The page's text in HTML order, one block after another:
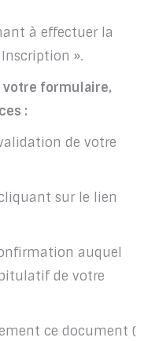
à effectuer la
».
votre formulaire,
:
de votre
sur le lien
auquel
de votre
ce document (